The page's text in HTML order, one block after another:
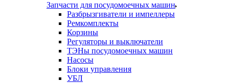
Запчасти для посудомоечных машин
Разбрызгиватели и импеллеры
Ремкомплекты
Корзины
Регуляторы и выключатели
ТЭНы посудомоечных машин
Насосы
Блоки управления
УБЛ